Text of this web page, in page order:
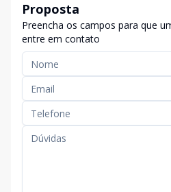
Proposta
Preencha os campos para que
entre em contato